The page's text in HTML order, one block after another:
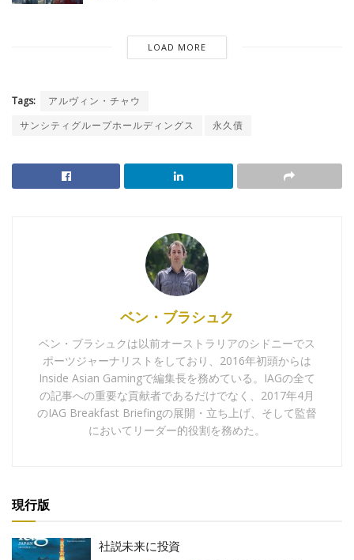
LOAD MORE
Tags:
アルヴィン・チャウ
サンシティグループホールディングス
永久債
ベン・ブラシュク
ベン・ブラシュクは以前オーストラリアのシドニーでス
ポーツジャーナリストをしており、2016年初頭からは
Inside Asian Gamingで編集長を務めている。IAGの全て
の記事への重要な貢献者であるだけでなく、2017年4月
のIAG Breakfast Briefingの展開・立ち上げ、そして監督
においてリーダー的役割を務めた。
現行版
社説未来に投資